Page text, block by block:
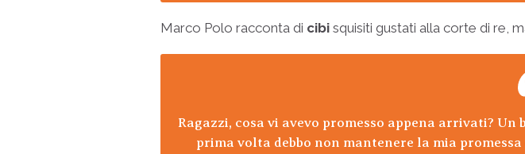
Marco Polo racconta di cibi squisiti gustati alla corte di re,
Ragazzi, cosa vi avevo promesso appena arrivati?
prima volta debbo non mantenere la mia